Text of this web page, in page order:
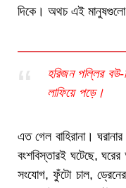
দিকে। অথচ এই মানুষগুলো
হরিজন পল্লির বউ-
লাফিয়ে পড়ে।
এত গেল বাহিরানা।
বংশবিস্তারই ঘটেছে,
সংযোগ, ফুঁটো চাল,